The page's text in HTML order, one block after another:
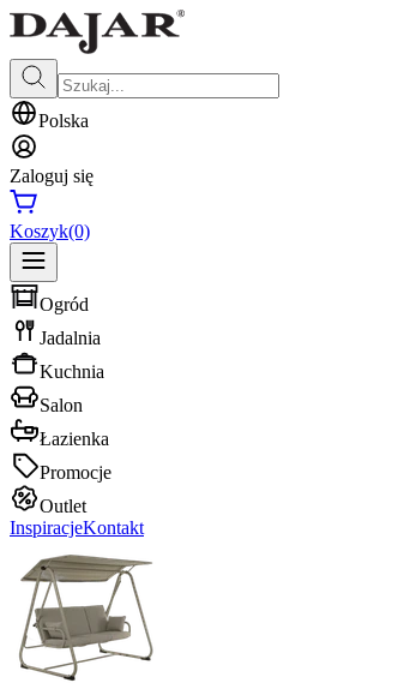
Polska
Zaloguj się
Koszyk(0)
Ogród
Jadalnia
Kuchnia
Salon
Łazienka
Promocje
Outlet
InspiracjeKontakt